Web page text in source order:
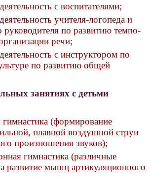
с воспитателями;
учителя-логопеда и
руководителя по развитию темпо-
речи;
с инструктором по
по развитию общей
занятиях с детьми
гимнастика (формирование
плавной воздушной струи
произношения звуков);
гимнастика (различные
развитие мышц артикуляционного